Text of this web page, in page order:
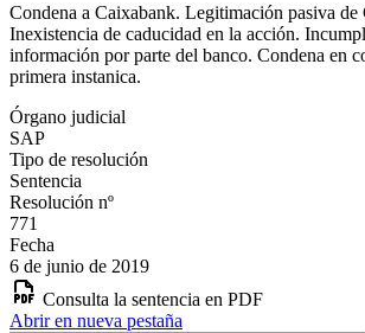
Condena a Caixabank. Legitimación pasiva de
Inexistencia de caducidad en la acción.
información por parte del banco. Condena en
primera instanica.
Órgano judicial
SAP
Tipo de resolución
Sentencia
Resolución nº
771
Fecha
6 de junio de 2019
Consulta la sentencia en PDF
Abrir en nueva pestaña